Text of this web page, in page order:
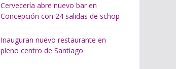
Cervecería abre nuevo bar en
Concepción con 24 salidas de schop
Inauguran nuevo restaurante en
pleno centro de Santiago